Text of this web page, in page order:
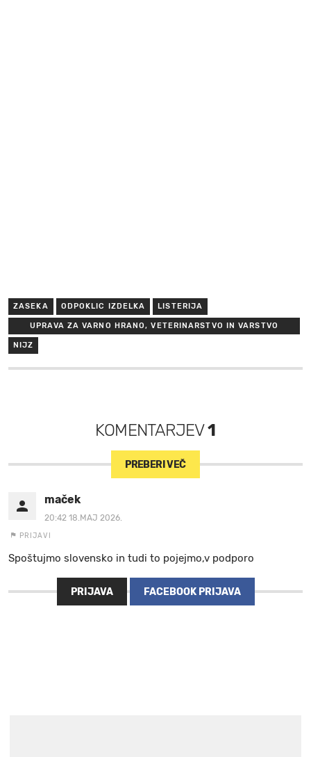
ZASEKA ODPOKLIC IZDELKA LISTERIJA
UPRAVA ZA VARNO HRANO, VETERINARSTVO IN VARSTVO
NIJZ
KOMENTARJEV1
PREBERI VEČ
maček
20:42 18.MAJ 2026.
PRIJAVI
Spoštujmo slovensko in tudi to pojejmo,v podporo
PRIJAVA FACEBOOK PRIJAVA